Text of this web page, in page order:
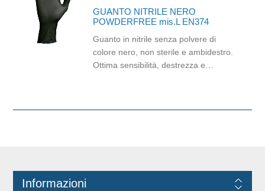
GUANTO NITRILE NERO
POWDERFREE mis.L EN374
Guanto in nitrile senza polvere di
colore nero, non sterile e ambidestro.
Ottima sensibilità, destrezza e
Commissione (EU)No 10/2011.
Informazioni